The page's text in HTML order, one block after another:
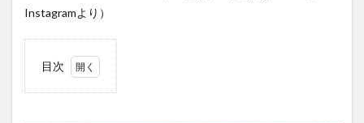
Instagramより）
目次